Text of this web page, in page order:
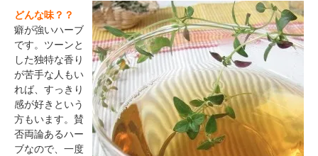
どんな味？？
癖が強いハーブ
です。ツーンと
した独特な香り
が苦手な人もい
れば、すっきり
感が好きという
方もいます。賛
否両論あるハー
ブなので、一度